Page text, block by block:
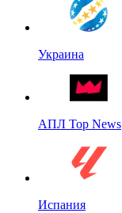
Украина
АПЛ Top News
Испания